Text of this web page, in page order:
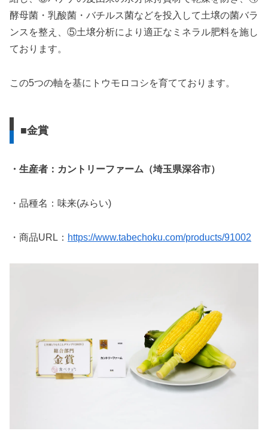
酵母菌・乳酸菌・バチルス菌などを投入して土壌の菌バラ
ンスを整え、⑤土壌分析により適正なミネラル肥料を施し
ております。
この5つの軸を基にトウモロコシを育てております。
■金賞
・生産者：カントリーファーム（埼玉県深谷市）
・品種名：味来(みらい)
・商品URL： https://www.tabechoku.com/products/91002